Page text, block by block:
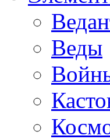
Веды